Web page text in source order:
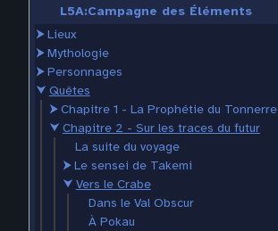
L5A:Campagne des Éléments
⮞Lieux
⮞Mythologie
⮞Personnages
⮟ Quêtes
⮞Chapitre 1 - La Prophétie du Tonnerre
⮟ Chapitre 2 - Sur les traces du futur
La suite du voyage
⮞Le sensei de Takemi
⮟ Vers le Crabe
Dans le Val Obscur
À Pokau